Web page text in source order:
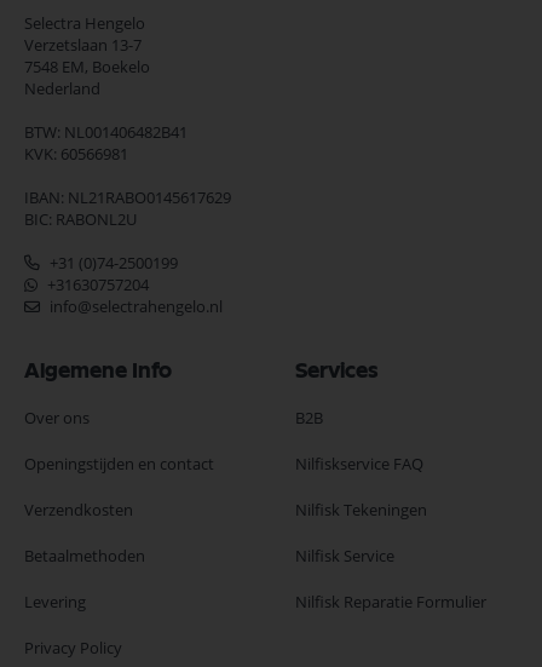
Selectra Hengelo
Verzetslaan 13-7
7548 EM, Boekelo
Nederland
BTW: NL001406482B41
KVK: 60566981
IBAN: NL21RABO0145617629
BIC: RABONL2U
+31 (0)74-2500199
+31630757204
info@selectrahengelo.nl
Algemene Info
Over ons
Openingstijden en contact
Verzendkosten
Betaalmethoden
Levering
Privacy Policy
Services
B2B
Nilfiskservice FAQ
Nilfisk Tekeningen
Nilfisk Service
Nilfisk Reparatie Formulier